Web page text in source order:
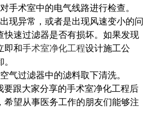
手术室中的电气线路进行检查。
现异常，或者是出现风速变小的问
快速过滤器是否有损坏。如果发现
即和手术室净化工程设计施工公
气过滤器中的滤料取下清洗。
要跟大家分享的手术室净化工程后
希望从事医务工作的朋友们能够注